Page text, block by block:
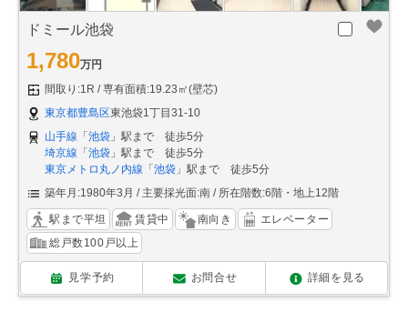
ドミール池袋
1,780万円
間取り:1R
専有面積:19.23㎡(壁芯)
東京都豊島区東池袋1丁目31-10
山手線 「 池袋 」駅まで 徒歩5分
埼京線 「 池袋 」駅まで 徒歩5分
東京メトロ丸ノ内線 「 池袋 」駅まで 徒歩5分
築年月:1980年3月
主要採光面:南 所在階数:6階・地上12階
駅まで平坦 賃貸中 南向き
エレベーター
総戸数100戸以上
見学予約 お問合せ 詳細を見る